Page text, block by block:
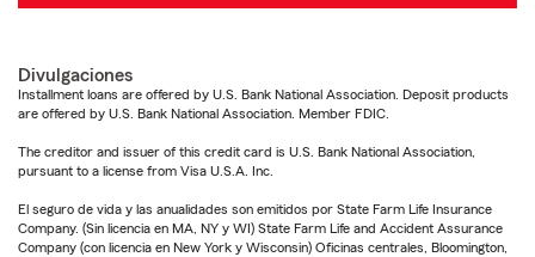
Divulgaciones
Installment loans are offered by U.S. Bank National Association. Deposit products
are offered by U.S. Bank National Association. Member FDIC.
The creditor and issuer of this credit card is U.S. Bank National Association,
pursuant to a license from Visa U.S.A. Inc.
El seguro de vida y las anualidades son emitidos por State Farm Life Insurance
Company. (Sin licencia en MA, NY y WI) State Farm Life and Accident Assurance
Company (con licencia en New York y Wisconsin) Oficinas centrales, Bloomington,